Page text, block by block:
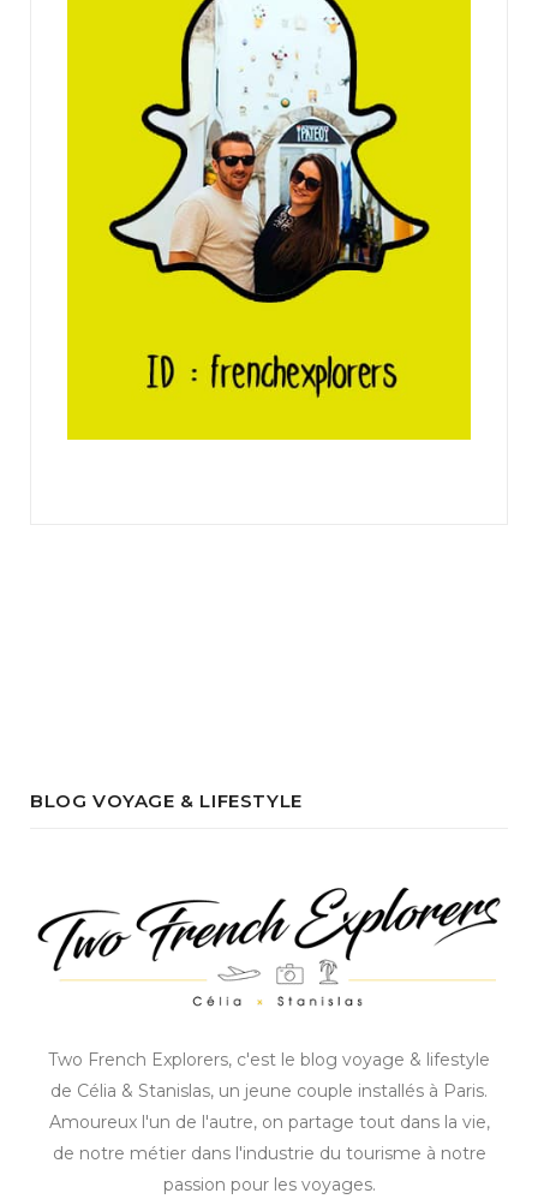
BLOG VOYAGE & LIFESTYLE
Two French Explorers, c'est le blog voyage & lifestyle
de Célia & Stanislas, un jeune couple installés à Paris.
Amoureux l'un de l'autre, on partage tout dans la vie,
de notre métier dans l'industrie du tourisme à notre
passion pour les voyages.